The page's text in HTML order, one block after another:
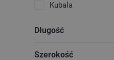
Kubala
Długość
Szerokość